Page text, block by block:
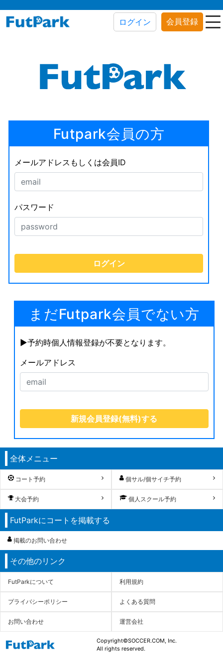
ログイン 会員登録
Futpark会員の方
メールアドレスもしくは会員ID
パスワード
まだFutpark会員でない方
▶︎予約時個人情報登録が不要となります。
メールアドレス
全体メニュー
コート予約 個サル/個サイチ予約
大会予約 個人スクール予約
FutParkにコートを掲載する
掲載のお問い合わせ
その他のリンク
FutParkについて 利用規約
プライバシーポリシー よくある質問
お問い合わせ 運営会社
Copyright©SOCCER.COM, Inc.
All rights reserved.